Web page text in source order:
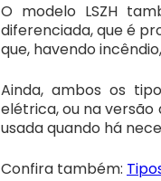
O modelo LSZH
diferenciada, que é
que, havendo
Ainda, ambos os
elétrica, ou na versão
usada quando há
Confira também: